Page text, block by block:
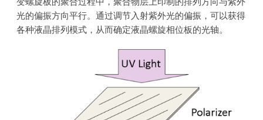
光的偏振方向平行。通过调节入射紫外光的偏振，可以获得
各种液晶排列模式，从而确定液晶螺旋相位板的光轴。